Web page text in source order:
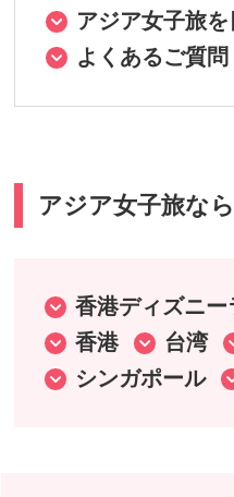
アジア女子旅
よくあるご質問
アジア女子旅な
香港ディズニー
香港
台湾
シンガポール